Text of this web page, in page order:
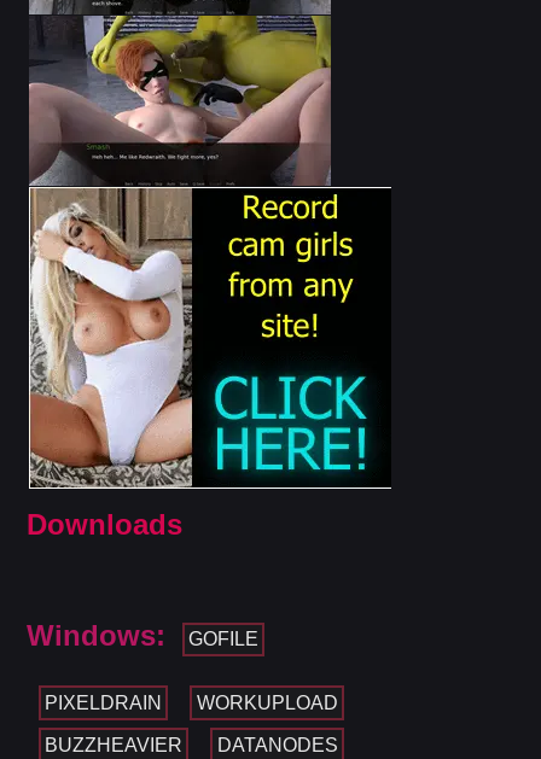
Downloads
Windows: GOFILE
PIXELDRAIN WORKUPLOAD
BUZZHEAVIER DATANODES